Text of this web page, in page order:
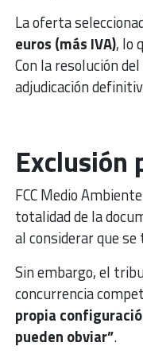
La oferta
euros (más IVA), lo
Con la resolución
adjudicación
FCC Medio
totalidad de la
al considerar que
Sin embargo, el
concurrencia
propia
pueden obviar”.